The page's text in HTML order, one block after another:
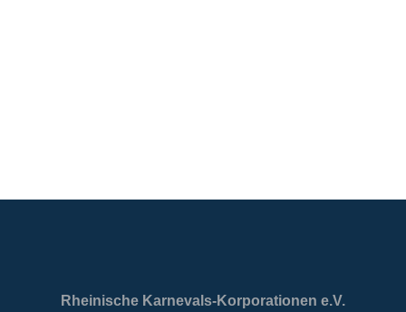
Rheinische Karnevals-Korporationen e.V.